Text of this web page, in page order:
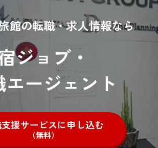
館の転職・求人情報なら
ジョブ・
エージェント
援サービスに申し込む
（無料）